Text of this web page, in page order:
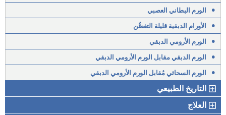
•
الورم البطاني العصبي
•
الأورام الدبقية قليلة التغصُّن
•
الورم الأرومي الدبقي
•
الورم الدبقي مقابل الورم الأرومي الدبقي
•
الورم السحائي مُقابل الورم الأرومي الدبقي
التاريخ الطبيعي
العلاج